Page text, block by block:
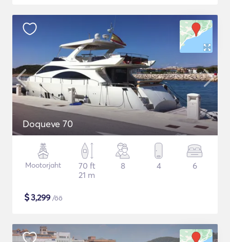
Doqueve 70
Mootorjaht
70 ft
21 m
8 4 6
$3,299 /öö